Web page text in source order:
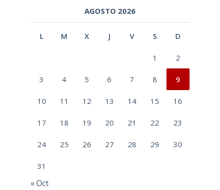
AGOSTO 2026
L M X J V S D
1 2
3 4 5 6 7 8 9
10 11 12 13 14 15 16
17 18 19 20 21 22 23
24 25 26 27 28 29 30
31
« Oct